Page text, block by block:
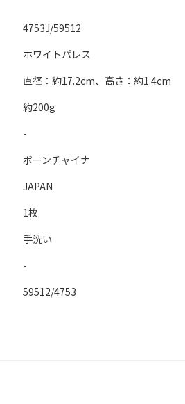
4753J/59512
ホワイトパレス
直径：約17.2cm、高さ：約1.4cm
約200g
-
ボーンチャイナ
JAPAN
1枚
手洗い
-
59512/4753